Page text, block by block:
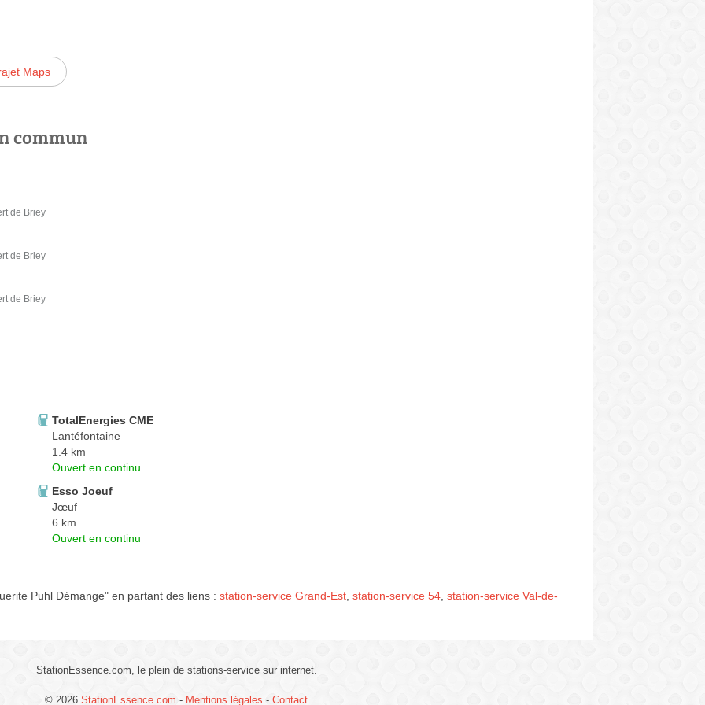
Maps
commun
de Briey
de Briey
de Briey
TotalEnergies CME
Lantéfontaine
1.4 km
Ouvert en continu
Esso Joeuf
Jœuf
6 km
Ouvert en continu
Puhl Démange" en partant des liens : station-service Grand-Est station-service 54 station-service Val-de-
StationEssence.com, le plein de stations-service sur internet.
© 2026 StationEssence.com - Mentions légales - Contact